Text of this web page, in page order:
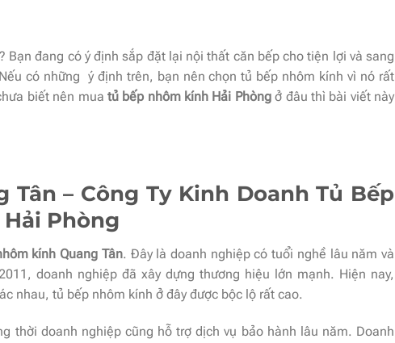
Bạn đang có ý định sắp đặt lại nội thất căn bếp cho tiện lợi và sang
có những ý định trên, bạn nên chọn tủ bếp nhôm kính vì nó rất
biết nên mua tủ bếp nhôm kính Hải Phòngở đâu thì bài viết này
Tân – Công Ty Kinh Doanh Tủ Bếp
Phòng
kính Quang Tân. Đây là doanh nghiệp có tuổi nghề lâu năm và
doanh nghiệp đã xây dựng thương hiệu lớn mạnh. Hiện nay,
nhau, tủ bếp nhôm kính ở đây được bộc lộ rất cao.
thời doanh nghiệp cũng hỗ trợ dịch vụ bảo hành lâu năm. Doanh